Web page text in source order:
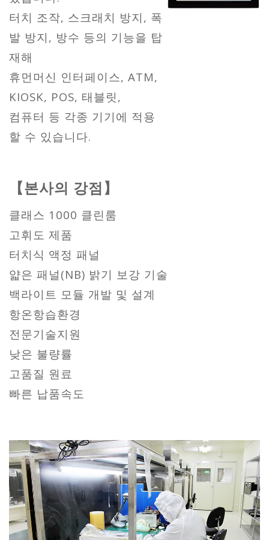
터치 조작, 스크래치 방지, 폭
발 방지, 방수 등의 기능을 탑
재해
휴먼머신 인터페이스, ATM,
KIOSK, POS, 태블릿,
컴퓨터 등 각종 기기에 적용
할 수 있습니다.
【본사의 강점】
클래스 1000 클린룸
고휘도 제품
터치식 액정 패널
얇은 패널(NB) 밝기 보강 기술
백라이트 모듈 개발 및 설계
항온항습환경
전문기술지원
낮은 불량률
고품질 원료
빠른 납품속도